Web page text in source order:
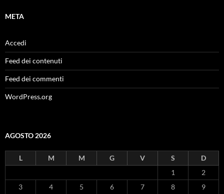
META
Accedi
Feed dei contenuti
Feed dei commenti
WordPress.org
AGOSTO 2026
L M M G V S
D
1
2
3
4 5 6 7 8 9